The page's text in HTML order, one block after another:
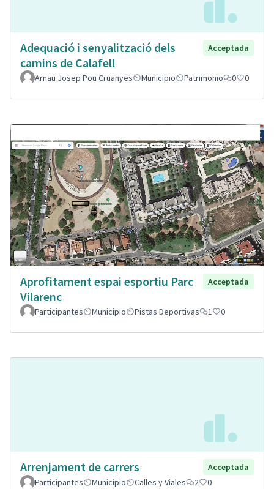
Adequació i senyalització dels
camins de Calafell
Acceptada
Arnau Josep Pou Cruanyes Municipio Patrimonio 0 0
Aprofitament espai esportiu Parc
Vilarenc
Acceptada
Participantes Municipio Pistas Deportivas 1 0
Arrenjament de carrers
Acceptada
Participantes
Municipio Calles y Viales 2 0